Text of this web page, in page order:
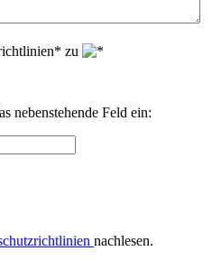
zu
nebenstehende Feld ein:
nachlesen.